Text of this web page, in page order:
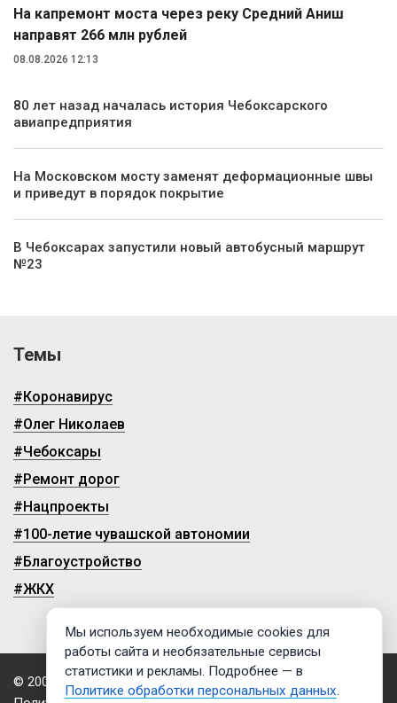
На капремонт моста через реку Средний Аниш
направят 266 млн рублей
08.08.2026 12:13
80 лет назад началась история Чебоксарского
авиапредприятия
На Московском мосту заменят деформационные швы
и приведут в порядок покрытие
В Чебоксарах запустили новый автобусный маршрут
№23
Темы
#Коронавирус
#Олег Николаев
#Чебоксары
#Ремонт дорог
#Нацпроекты
#100-летие чувашской автономии
#Благоустройство
#ЖКХ
© 2009-2026, ГТРК «Чувашия»
Мы используем необходимые cookies для
работы сайта и необязательные сервисы
статистики и рекламы. Подробнее — в
Политике обработки персональных данных.